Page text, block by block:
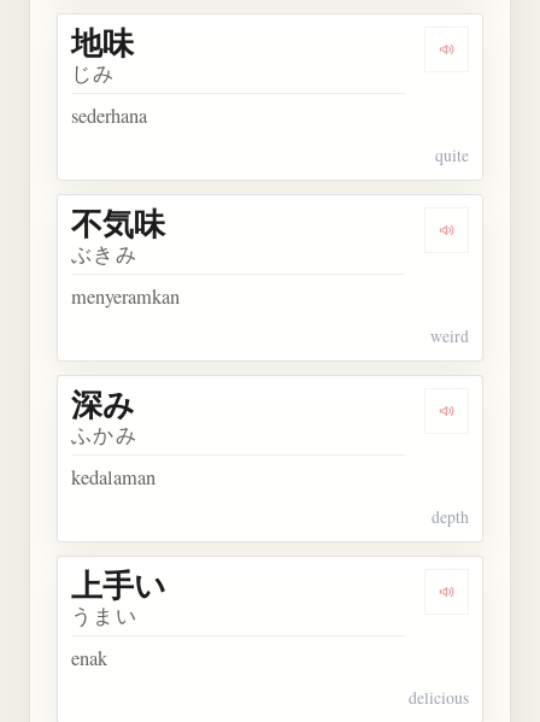
Dengarkan
地味
じみ
sederhana
quite
Dengarkan
不気味
ぶきみ
menyeramkan
weird
Dengarkan
深み
ふかみ
kedalaman
depth
Dengarkan
上手い
うまい
enak
delicious